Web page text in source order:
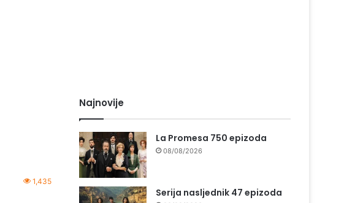
1,435
Najnovije
La Promesa 750 epizoda
08/08/2026
Serija nasljednik 47 epizoda